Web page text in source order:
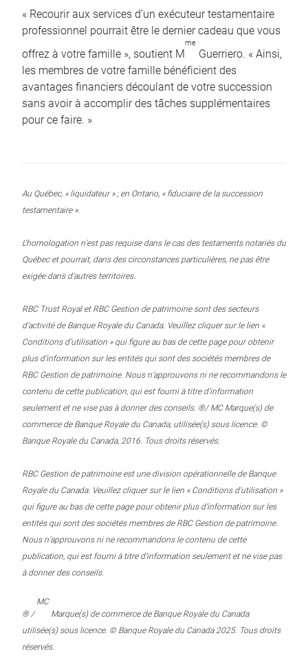
« Recourir aux services d’un exécuteur testamentaire
professionnel pourrait être le dernier cadeau que vous
offrez à votre famille », soutient M
me
Guerriero. « Ainsi,
les membres de votre famille bénéficient des
avantages financiers découlant de votre succession
sans avoir à accomplir des tâches supplémentaires
pour ce faire. »
Au Québec, « liquidateur » ; en Ontario, « fiduciaire de la succession
testamentaire ».
L’homologation n’est pas requise dans le cas des testaments notariés du
Québec et pourrait, dans des circonstances particulières, ne pas être
exigée dans d’autres territoires.
RBC Trust Royal et RBC Gestion de patrimoine sont des secteurs
d’activité de Banque Royale du Canada. Veuillez cliquer sur le lien «
Conditions d’utilisation » qui figure au bas de cette page pour obtenir
plus d’information sur les entités qui sont des sociétés membres de
RBC Gestion de patrimoine. Nous n’approuvons ni ne recommandons le
contenu de cette publication, qui est fourni à titre d’information
seulement et ne vise pas à donner des conseils. ®/ MC Marque(s) de
commerce de Banque Royale du Canada, utilisée(s) sous licence. ©
Banque Royale du Canada, 2016. Tous droits réservés.
RBC Gestion de patrimoine est une division opérationnelle de Banque
Royale du Canada. Veuillez cliquer sur le lien « Conditions d’utilisation »
qui figure au bas de cette page pour obtenir plus d’information sur les
entités qui sont des sociétés membres de RBC Gestion de patrimoine.
Nous n’approuvons ni ne recommandons le contenu de cette
publication, qui est fourni à titre d’information seulement et ne vise pas
à donner des conseils.
® /
MC
Marque(s) de commerce de Banque Royale du Canada
utilisée(s) sous licence. © Banque Royale du Canada 2025. Tous droits
réservés.